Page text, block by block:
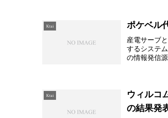
Ktai ポケベル
産電サーブ
するシステ
の情報発信
Ktai
ウィルコ
の結果発